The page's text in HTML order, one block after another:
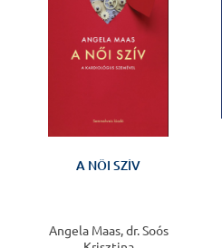
A NŐI SZÍV
Angela Maas, dr. Soós